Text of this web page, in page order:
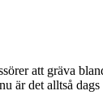
att gräva
är det alltså